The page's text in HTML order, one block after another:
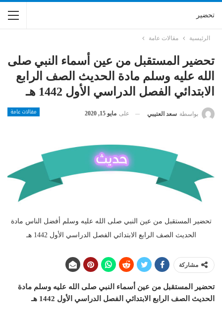
تحضير
الرئيسية مقالات عامة
تحضير المستقبل من عين أسماء النبي صلى
الله عليه وسلم مادة الحديث الصف الرابع
الابتدائي الفصل الدراسي الأول 1442 هـ
مقالات عامة بواسطة سعد العتيبي على مايو 15, 2020
تحضير المستقبل من عين النبي صلى الله عليه وسلم أفضل الناس مادة
الحديث الصف الرابع الابتدائي الفصل الدراسي الأول 1442 هـ
مشاركة
تحضير المستقبل من عين أسماء النبي صلى الله عليه وسلم مادة
الحديث الصف الرابع الابتدائي الفصل الدراسي الأول 1442 هـ